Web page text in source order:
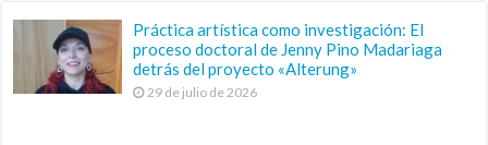
Práctica artística como investigación: El
proceso doctoral de Jenny Pino Madariaga
detrás del proyecto «Alterung»
29 de julio de 2026